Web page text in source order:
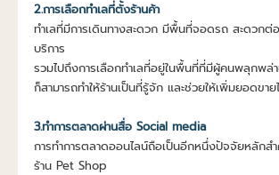
2.การเลือกทำเลที่ตั้งร้านค้า
ทำเลที่มีการเดินทางสะดวก มีพื้นที่จอดรถ สะดวกต่อ
บริการ
รวมไปถึงการเลือกทำเลที่อยู่ในพื้นที่ที่มีผู้คนพลุกพล่
ก็สามารถทำให้ร้านเป็นที่รู้จัก และช่วยให้เพิ่มยอดขา
3.ทำการตลาดผ่านสื่อ Social media
การทำการตลาดออนไลน์ถือเป็นอีกหนึ่งปัจจัยหลักส
ร้าน Pet Shop